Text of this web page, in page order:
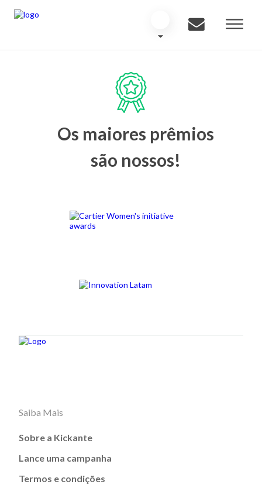
Os maiores prêmios
são nossos!
Saiba Mais
Sobre a Kickante
Lance uma campanha
Termos e condições